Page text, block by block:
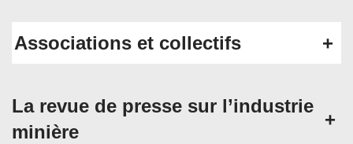
Associations et collectifs +
La revue de presse sur l’industrie
minière
+